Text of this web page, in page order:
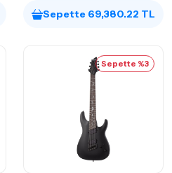
Sepette 69,380.22 TL
Sepette %3